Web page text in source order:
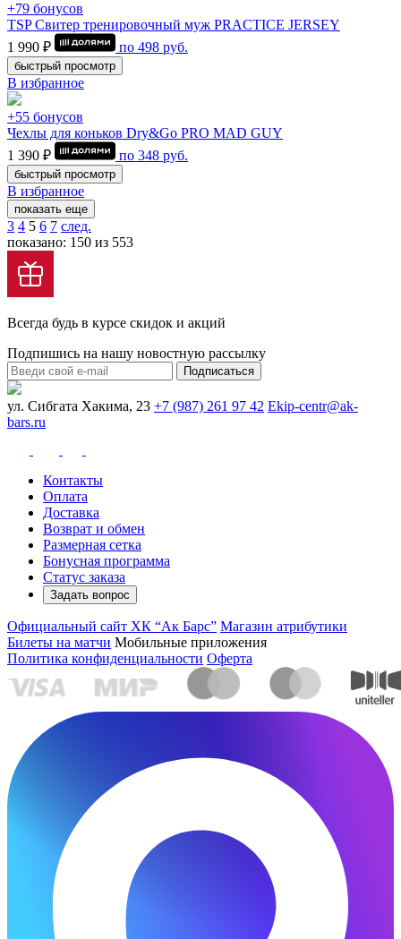
+79 бонусов
TSP Свитер тренировочный муж PRACTICE JERSEY
1 990 ₽
по 498 руб.
быстрый просмотр
В избранное
+55 бонусов
Чехлы для коньков Dry&Go PRO MAD GUY
1 390 ₽
по 348 руб.
быстрый просмотр
В избранное
показать еще
3 4 5 6 7 след.
показано: 150 из 553
Всегда будь в курсе скидок и акций
Подпишись на нашу новостную рассылку
Подписаться
ул. Сибгата Хакима, 23 +7 (987) 261 97 42 Ekip-centr@ak-
bars.ru
Контакты
Оплата
Доставка
Возврат и обмен
Размерная сетка
Бонусная программа
Статус заказа
Задать вопрос
Официальный сайт ХК “Ак Барс” Магазин атрибутики
Билеты на матчи Мобильные приложения
Политика конфиденциальности Оферта